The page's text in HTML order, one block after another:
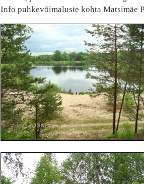
Info puhkevõimaluste kohta Matsimäe